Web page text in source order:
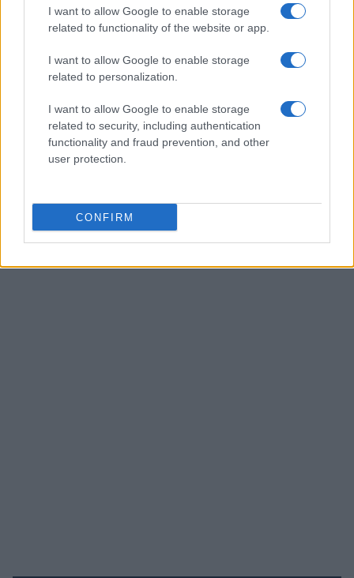
I want to allow Google to enable storage
related to functionality of the website or app.
I want to allow Google to enable storage
related to personalization.
I want to allow Google to enable storage
related to security, including authentication
functionality and fraud prevention, and other
user protection.
CONFIRM
disponibles para los empleadores italianos, tanto a nivel
nacional como regional. Conocer y explotar estos
incentivos puede representar una ventaja competitiva para
las empresas y una gran oportunidad para
aumentar el empleo.
Consejo editorial